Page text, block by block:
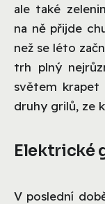
ale také
na ně přijde
než se léto
trh plný
světem krapet
druhy grilů, ze
Elektrické
V poslední